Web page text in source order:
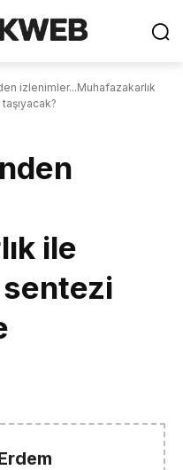
izlenimler...Muhafazakarlık
ile